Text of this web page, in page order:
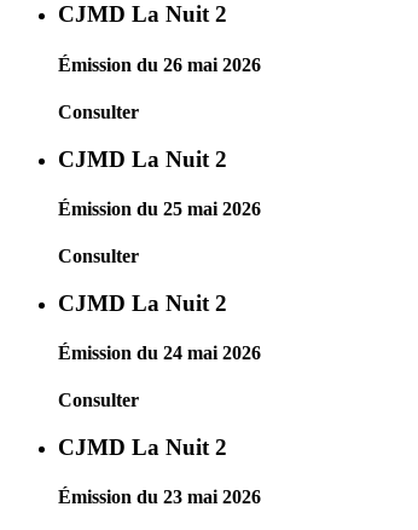
CJMD La Nuit 2
Émission du 26 mai 2026
Consulter
CJMD La Nuit 2
Émission du 25 mai 2026
Consulter
CJMD La Nuit 2
Émission du 24 mai 2026
Consulter
CJMD La Nuit 2
Émission du 23 mai 2026